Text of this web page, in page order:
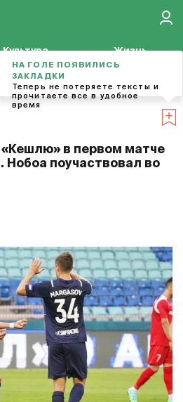
Культура Жизнь
Кино Футбол
в первом матче
Нобоа поучаствовал во
НА ГОЛЕ ПОЯВИЛИСЬ
ЗАКЛАДКИ
Теперь не потеряете тексты и
прочитаете все в удобное
время